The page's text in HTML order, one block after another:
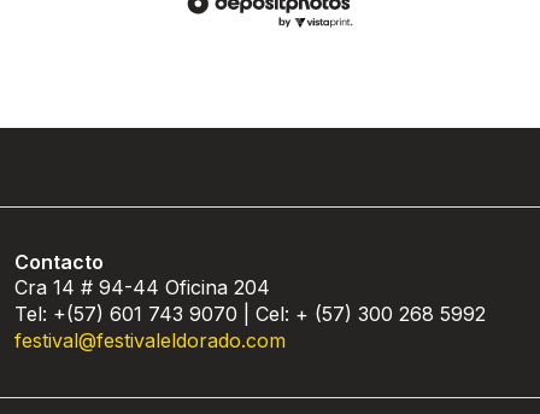
Contacto
Cra 14 # 94-44 Oficina 204
Tel: +(57) 601 743 9070 | Cel: + (57) 300 268 5992
festival@festivaleldorado.com